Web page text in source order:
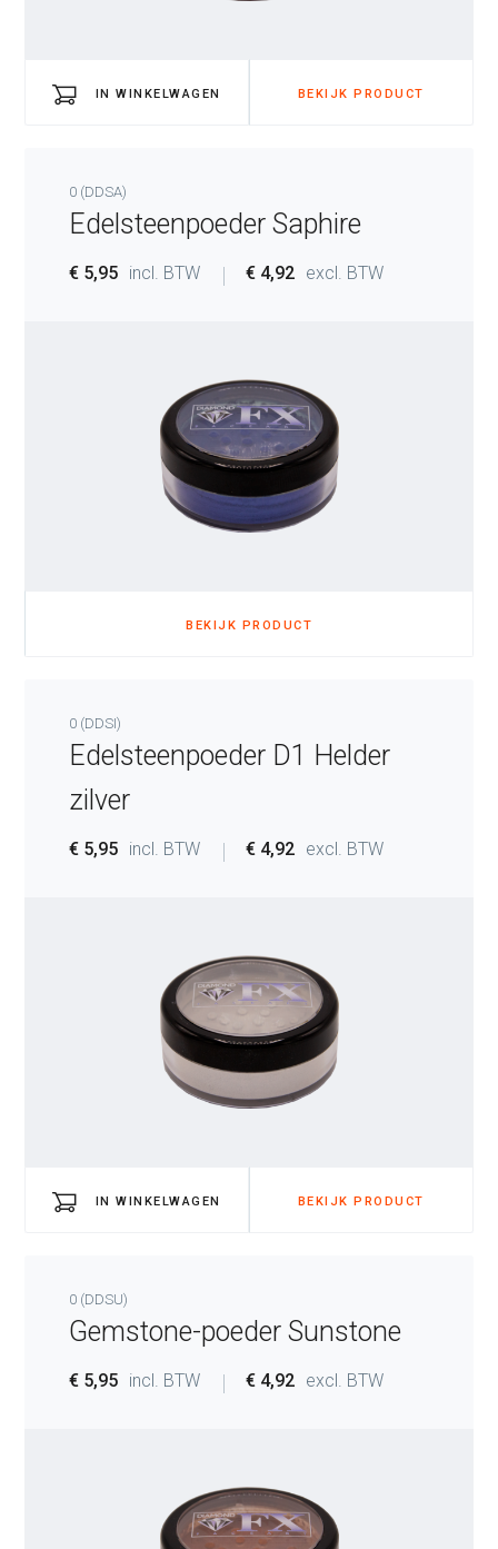
IN WINKELWAGEN BEKIJK PRODUCT
0 (DDSA)
Edelsteenpoeder Saphire
€ 5,95 incl. BTW € 4,92 excl. BTW
BEKIJK PRODUCT
0 (DDSI)
Edelsteenpoeder D1 Helder
zilver
€ 5,95 incl. BTW € 4,92 excl. BTW
IN WINKELWAGEN BEKIJK PRODUCT
0 (DDSU)
Gemstone-poeder Sunstone
€ 5,95 incl. BTW € 4,92 excl. BTW